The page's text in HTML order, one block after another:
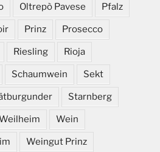
Oltrepò Pavese Pfalz
Prinz Prosecco
Riesling Rioja
Schaumwein Sekt
Starnberg
Wein
Weingut Prinz